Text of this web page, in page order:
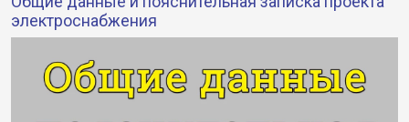
электроснабжения